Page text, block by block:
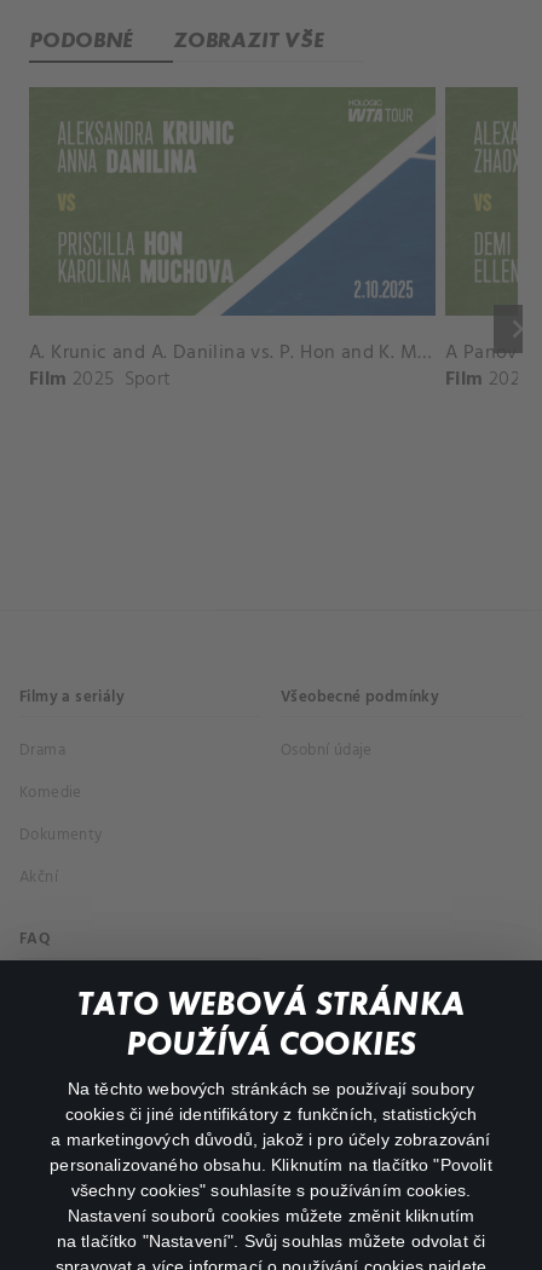
TATO WEBOVÁ STRÁNKA
POUŽÍVÁ COOKIES
Na těchto webových stránkách se používají soubory
cookies či jiné identifikátory z funkčních, statistických
a marketingových důvodů, jakož i pro účely zobrazování
personalizovaného obsahu. Kliknutím na tlačítko "Povolit
všechny cookies" souhlasíte s používáním cookies.
Nastavení souborů cookies můžete změnit kliknutím
na tlačítko "Nastavení". Svůj souhlas můžete odvolat či
PODOBNÉ ZOBRAZIT VŠE
keyboard_arrow_right
A. Krunic and A. Danilina vs. P. Hon and K. Muchova Match Highlights - BEIJING_Capital Group Diamond ( October 02, 2025)
Film 2025 Sport Film 2026
Filmy a seriály
Drama
Komedie
Dokumenty
Akční
Všeobecné podmínky
Osobní údaje
FAQ
Můj účet
Důležité odkazy
facebookinstagram
youtube